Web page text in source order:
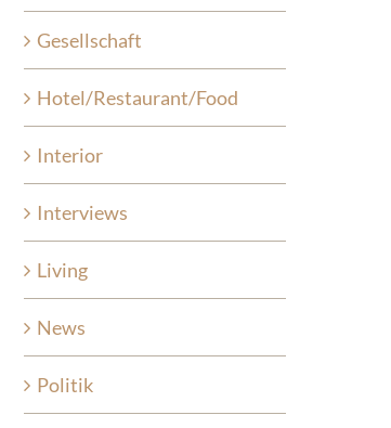
Gesellschaft
Hotel/Restaurant/Food
Interior
Interviews
Living
News
Politik